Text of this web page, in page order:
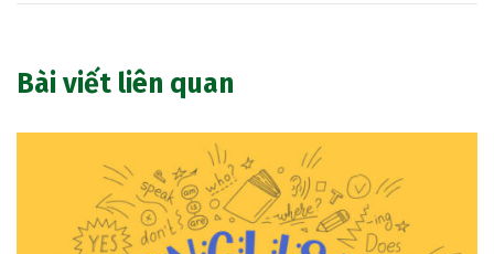
Bài viết liên quan